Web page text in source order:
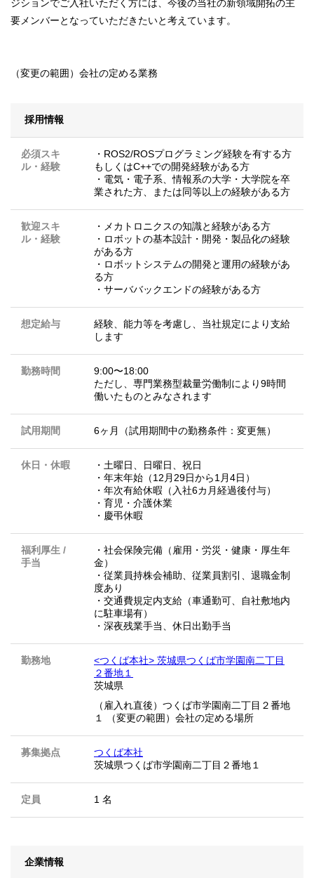
ジションでご入社いただく方には、今後の当社の新領域開拓の主
要メンバーとなっていただきたいと考えています。
（変更の範囲）会社の定める業務
採用情報
必須スキ
ル・経験
・ROS2/ROSプログラミング経験を有する方
もしくはC++での開発経験がある方
・電気・電子系、情報系の大学・大学院を卒
業された方、または同等以上の経験がある方
歓迎スキ
ル・経験
・メカトロニクスの知識と経験がある方
・ロボットの基本設計・開発・製品化の経験
がある方
・ロボットシステムの開発と運用の経験があ
る方
・サーババックエンドの経験がある方
想定給与
経験、能力等を考慮し、当社規定により支給
します
勤務時間
9:00〜18:00
ただし、専門業務型裁量労働制により9時間
働いたものとみなされます
試用期間 6ヶ月（試用期間中の勤務条件：変更無）
休日・休暇
・土曜日、日曜日、祝日
・年末年始（12月29日から1月4日）
・年次有給休暇（入社6カ月経過後付与）
・育児・介護休業
・慶弔休暇
福利厚生 /
手当
・社会保険完備（雇用・労災・健康・厚生年
金）
・従業員持株会補助、従業員割引、退職金制
度あり
・交通費規定内支給（車通勤可、自社敷地内
に駐車場有）
・深夜残業手当、休日出勤手当
勤務地
<つくば本社> 茨城県つくば市学園南二丁目
２番地１
茨城県
（雇入れ直後）つくば市学園南二丁目２番地
１ （変更の範囲）会社の定める場所
募集拠点
つくば本社
茨城県つくば市学園南二丁目２番地１
定員 1 名
企業情報